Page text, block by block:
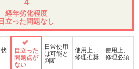
4
経年劣化程度
目立った問題なし
目立った
問題点が
ない
日常使用
は可能と
判断
使用上、
修理推奨
使用上、
修理必須